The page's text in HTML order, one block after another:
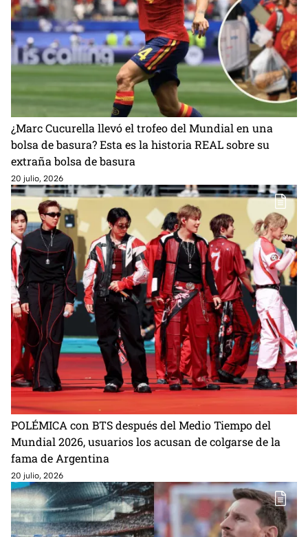
¿Marc Cucurella llevó el trofeo del Mundial en una
bolsa de basura? Esta es la historia REAL sobre su
extraña bolsa de basura
20 julio, 2026
POLÉMICA con BTS después del Medio Tiempo del
Mundial 2026, usuarios los acusan de colgarse de la
fama de Argentina
20 julio, 2026